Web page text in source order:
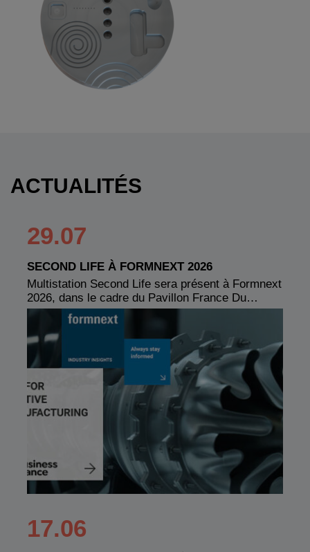
ACTUALITÉS
29.07
SECOND LIFE À FORMNEXT 2026
Multistation Second Life sera présent à Formnext
2026, dans le cadre du Pavillon France Du…
17.06